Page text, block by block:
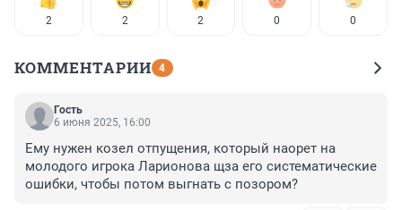
2 2 2 0 0
КОММЕНТАРИИ 4
Гость
6 июня 2025, 16:00
Ему нужен козел отпущения, который наорет на
молодого игрока Ларионова щза его систематические
ошибки, чтобы потом выгнать с позором?